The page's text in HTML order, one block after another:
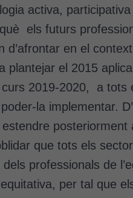
activa,
els futurs
d’afrontar en el
el 2015
2019-2020, a
la implementar.
que tots els
professionals de
per tal que